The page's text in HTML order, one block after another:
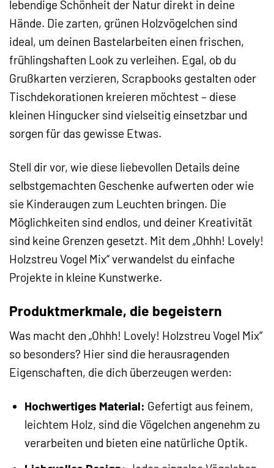
lebendige Schönheit der Natur direkt in deine
Hände. Die zarten, grünen Holzvögelchen sind
ideal, um deinen Bastelarbeiten einen frischen,
frühlingshaften Look zu verleihen. Egal, ob du
Grußkarten verzieren, Scrapbooks gestalten oder
Tischdekorationen kreieren möchtest – diese
kleinen Hingucker sind vielseitig einsetzbar und
sorgen für das gewisse Etwas.
Stell dir vor, wie diese liebevollen Details deine
selbstgemachten Geschenke aufwerten oder wie
sie Kinderaugen zum Leuchten bringen. Die
Möglichkeiten sind endlos, und deiner Kreativität
sind keine Grenzen gesetzt. Mit dem „Ohhh! Lovely!
Holzstreu Vogel Mix“ verwandelst du einfache
Projekte in kleine Kunstwerke.
Produktmerkmale, die begeistern
Was macht den „Ohhh! Lovely! Holzstreu Vogel Mix“
so besonders? Hier sind die herausragenden
Eigenschaften, die dich überzeugen werden:
Hochwertiges Material: Gefertigt aus feinem,
leichtem Holz, sind die Vögelchen angenehm zu
verarbeiten und bieten eine natürliche Optik.